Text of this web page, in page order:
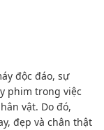
độc đáo, sự
phim trong việc
vật. Do đó,
đẹp và chân thật